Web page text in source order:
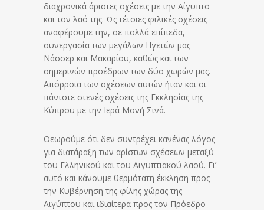
διαχρονικά άριστες σχέσεις με την Αίγυπτο
και τον λαό της. Ως τέτοιες φιλικές σχέσεις
αναφέρουμε την, σε πολλά επίπεδα,
συνεργασία των μεγάλων Ηγετών μας
Νάσσερ και Μακαρίου, καθώς και των
σημερινών προέδρων των δύο χωρών μας.
Απόρροια των σχέσεων αυτών ήταν και οι
πάντοτε στενές σχέσεις της Εκκλησίας της
Κύπρου με την Ιερά Μονή Σινά.
Θεωρούμε ότι δεν συντρέχει κανένας λόγος
για διατάραξη των αρίστων σχέσεων μεταξύ
του Ελληνικού και του Αιγυπτιακού λαού. Γι’
αυτό και κάνουμε θερμότατη έκκληση προς
την Κυβέρνηση της φίλης χώρας της
Αιγύπτου και ιδιαίτερα προς τον Πρόεδρο